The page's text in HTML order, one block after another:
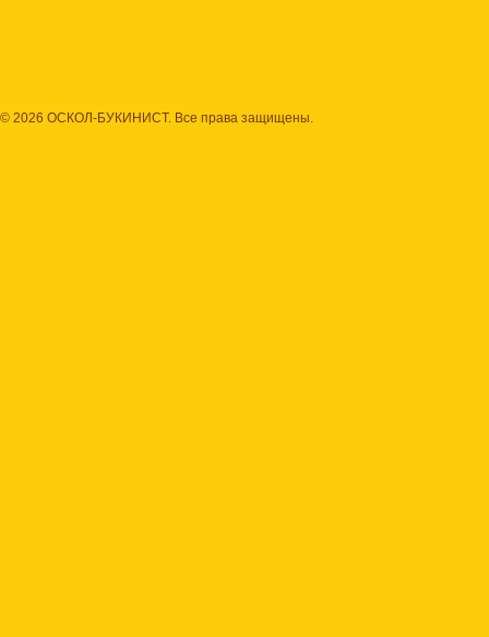
© 2026 ОСКОЛ-БУКИНИСТ. Все права защищены.